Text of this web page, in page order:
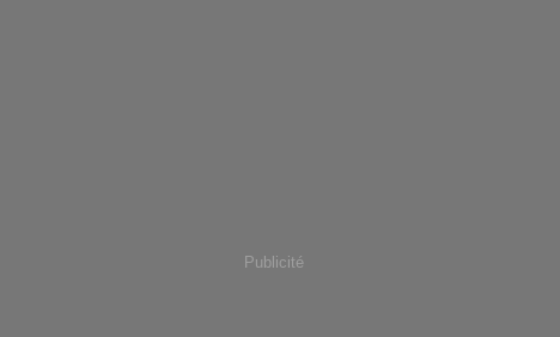
Publicité